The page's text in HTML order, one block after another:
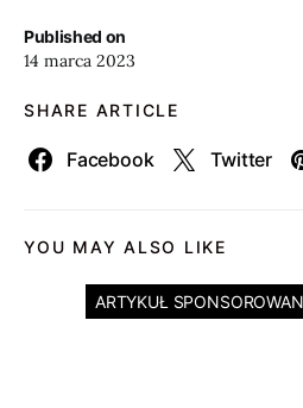
Published on
14 marca 2023
SHARE ARTICLE
Facebook Twitter
YOU MAY ALSO LIKE
ARTYKUŁ